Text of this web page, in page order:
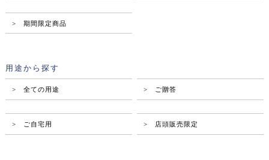
> 期間限定商品
用途から探す
> 全ての用途 > ご贈答
> ご自宅用 > 店頭販売限定